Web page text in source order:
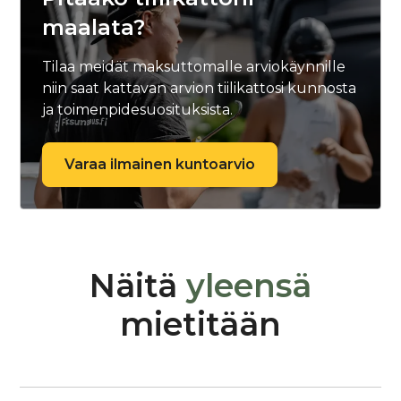
maalata?
Tilaa meidät maksuttomalle arviokäynnille
niin saat kattavan arvion tiilikattosi kunnosta
ja toimenpidesuosituksista.
Varaa ilmainen kuntoarvio
Näitä yleensä
mietitään